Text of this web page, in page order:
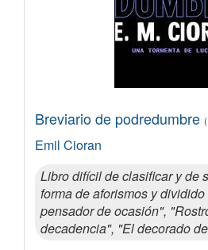
Breviario de podredumbre
Emil Cioran
Libro difícil de clasificar y de
forma de aforismos y
pensador de ocasión",
decadencia", "El decorado